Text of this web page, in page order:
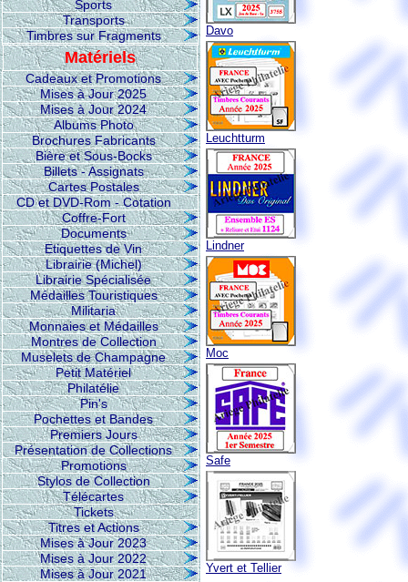
Sports
Transports
Timbres sur Fragments
Matériels
Cadeaux et Promotions
Mises à Jour 2025
Mises à Jour 2024
Albums Photo
Brochures Fabricants
Bière et Sous-Bocks
Billets - Assignats
Cartes Postales
CD et DVD-Rom - Cotation
Coffre-Fort
Documents
Etiquettes de Vin
Librairie (Michel)
Librairie Spécialisée
Médailles Touristiques
Militaria
Monnaies et Médailles
Montres de Collection
Muselets de Champagne
Petit Matériel
Philatélie
Pin's
Pochettes et Bandes
Premiers Jours
Présentation de Collections
Promotions
Stylos de Collection
Télécartes
Tickets
Titres et Actions
Mises à Jour 2023
Mises à Jour 2022
Mises à Jour 2021
Davo
Leuchtturm
Lindner
Moc
Safe
Yvert et Tellier